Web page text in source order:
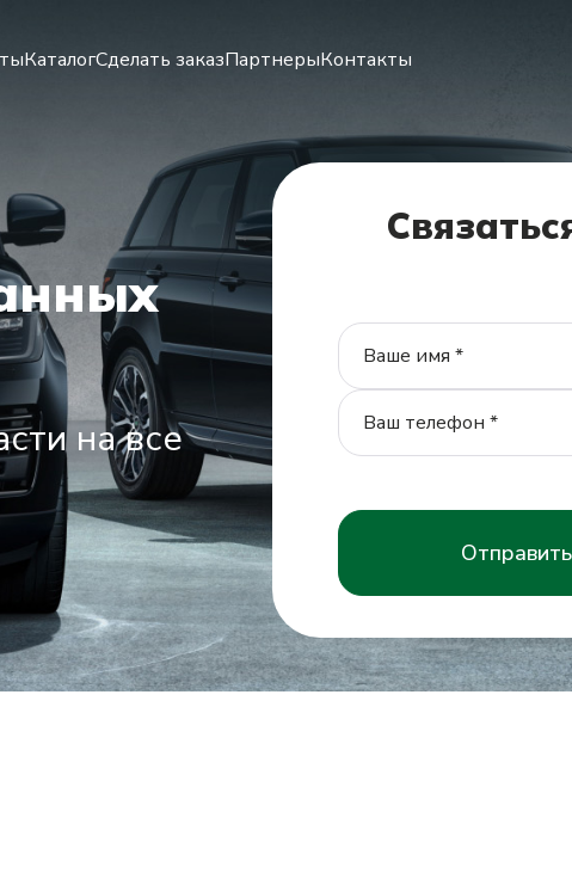
КаталогСделать заказПартнерыКонтакты
на все
каталогом!
Посмотреть Каталог